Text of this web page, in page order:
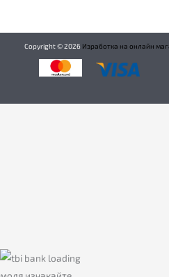
Copyright ©2026 Изработка на онлайн